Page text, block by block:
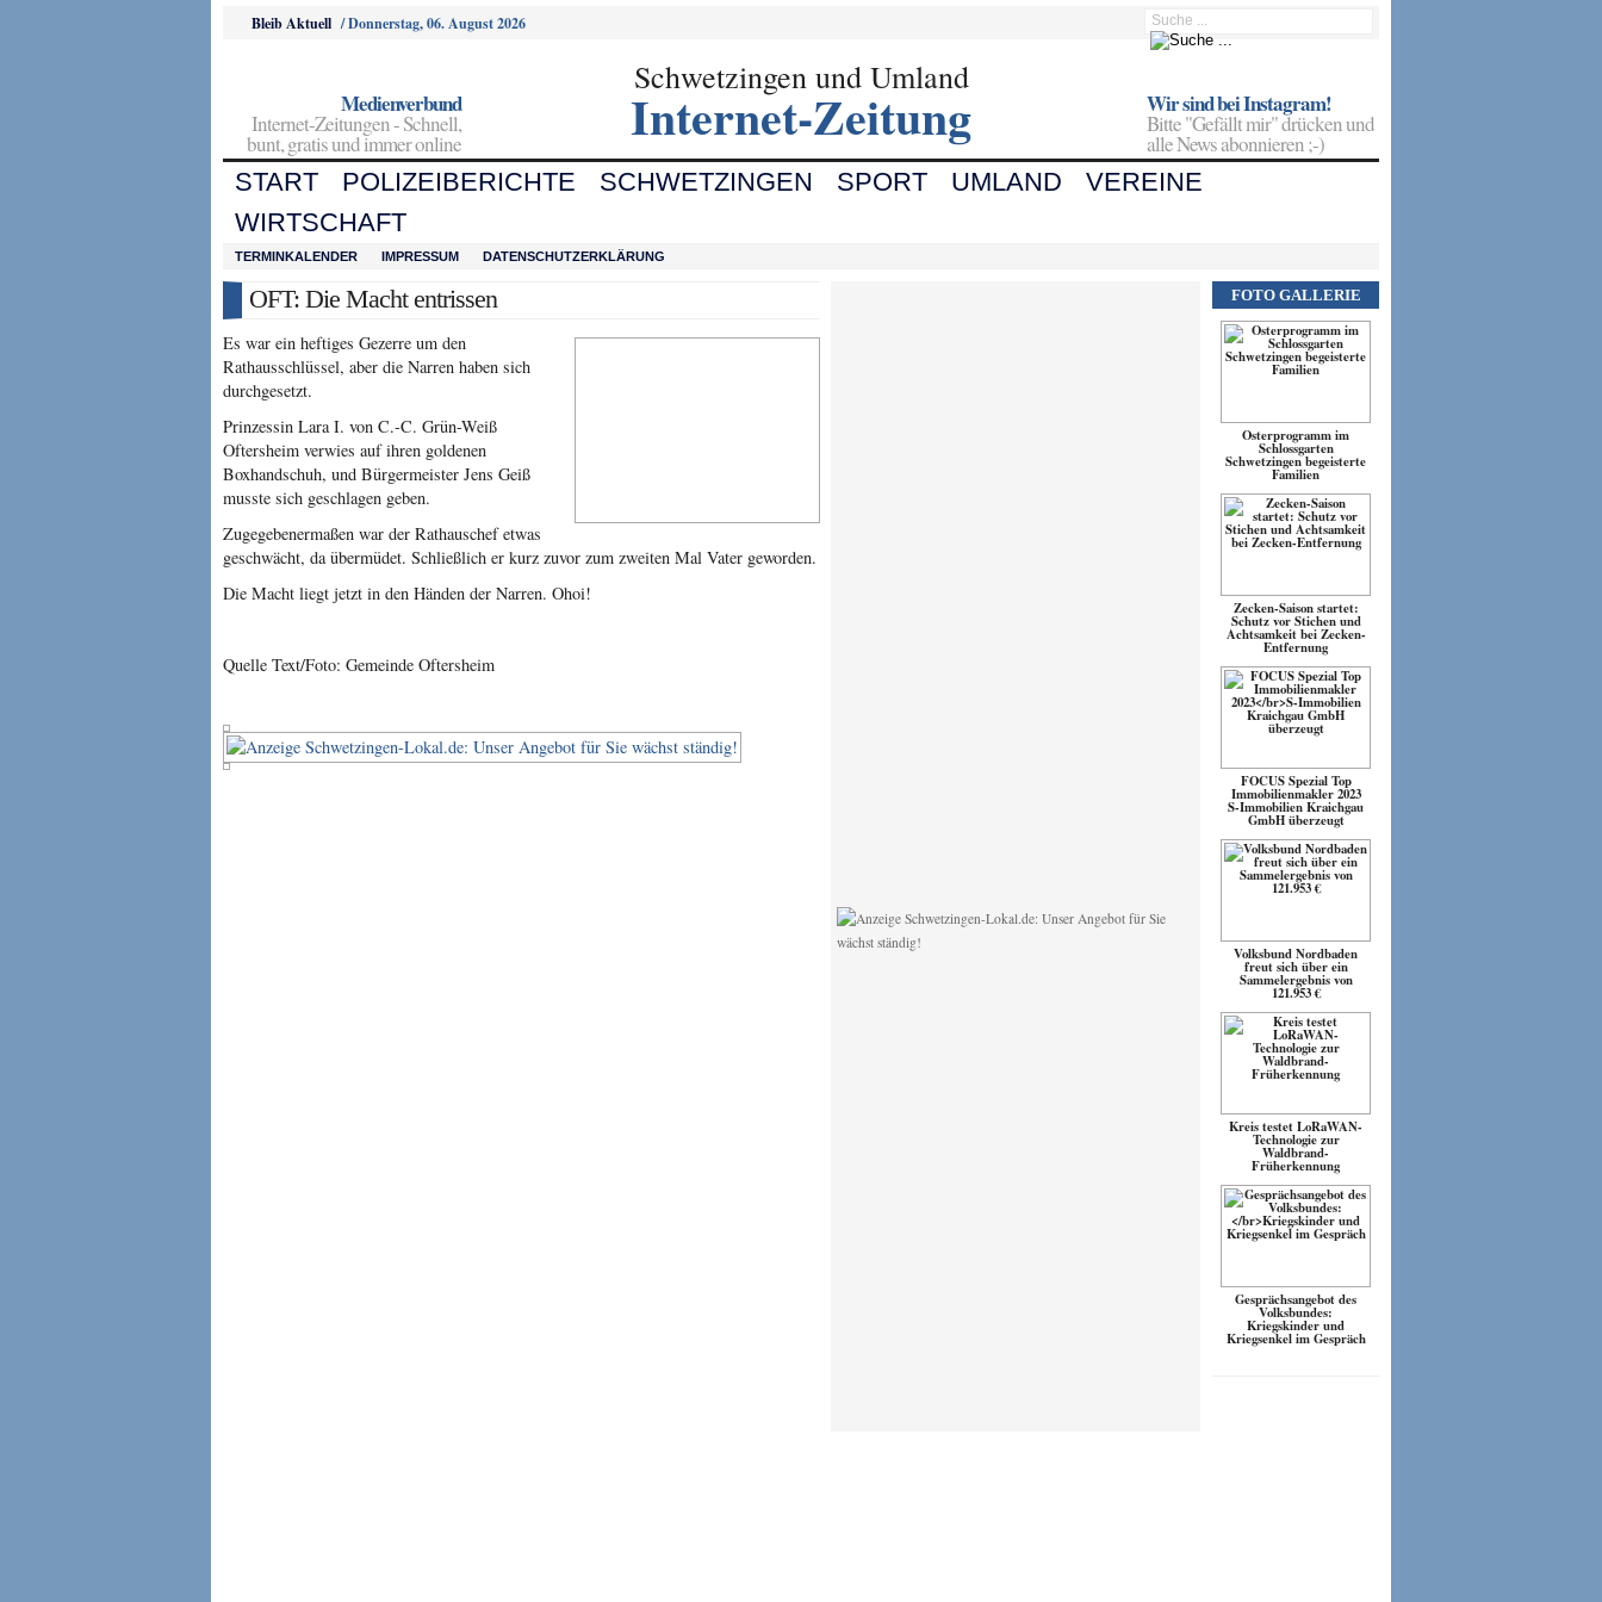
Bleib Aktuell /Donnerstag, 06. August 2026
Medienverbund
Internet-Zeitungen - Schnell,
bunt, gratis und immer online
Schwetzingen und Umland
Internet-Zeitung Wir sind bei Instagram!
Bitte "Gefällt mir" drücken und
alle News abonnieren ;-)
START POLIZEIBERICHTE SCHWETZINGEN SPORT UMLAND
VEREINE
WIRTSCHAFT
TERMINKALENDER IMPRESSUM DATENSCHUTZERKLÄRUNG
OFT: Die Macht entrissen
Es war ein heftiges Gezerre um den
Rathausschlüssel, aber die Narren haben sich
durchgesetzt.
Prinzessin Lara I. von C.-C. Grün-Weiß
Oftersheim verwies auf ihren goldenen
Boxhandschuh, und Bürgermeister Jens Geiß
musste sich geschlagen geben.
Zugegebenermaßen war der Rathauschef etwas
geschwächt, da übermüdet. Schließlich er kurz zuvor zum zweiten Mal Vater geworden.
Die Macht liegt jetzt in den Händen der Narren. Ohoi!
Quelle Text/Foto: Gemeinde Oftersheim
FOTO GALLERIE
Osterprogramm im
Schlossgarten
Schwetzingen begeisterte
Familien
Zecken-Saison startet:
Schutz vor Stichen und
Achtsamkeit bei Zecken-
Entfernung
FOCUS Spezial Top
Immobilienmakler 2023
S-Immobilien Kraichgau
GmbH überzeugt
Volksbund Nordbaden
freut sich über ein
Sammelergebnis von
121.953 €
Kreis testet LoRaWAN-
Technologie zur
Waldbrand-
Früherkennung
Gesprächsangebot des
Volksbundes:
Kriegskinder und
Kriegsenkel im Gespräch